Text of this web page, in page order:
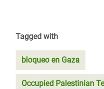
Tagged with
bloqueo en Gaza
Occupied Palestinian